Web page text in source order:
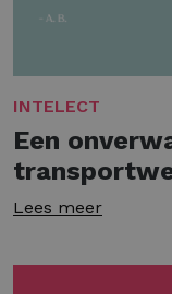
INTELECT
Een
Lees meer